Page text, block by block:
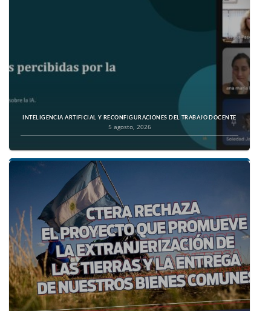
INTELIGENCIA ARTIFICIAL Y RECONFIGURACIONES DEL TRABAJO DOCENTE
5 agosto, 2026